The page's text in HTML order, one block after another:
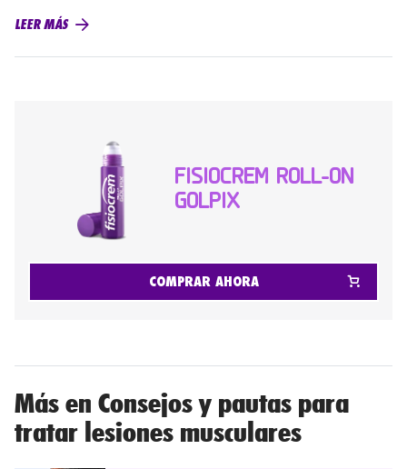
LEER MÁS
FISIOCREM ROLL-ON
GOLPIX
COMPRAR AHORA
Más en Consejos y pautas para
tratar lesiones musculares